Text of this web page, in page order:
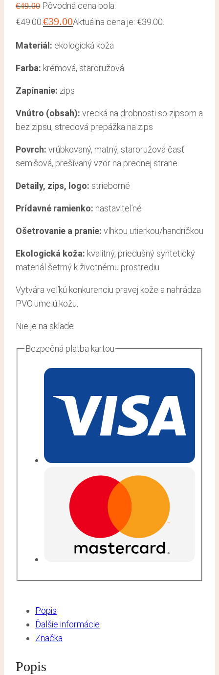
€49.00 Pôvodná cena bola:
€49.00.€39.00Aktuálna cena je: €39.00.
Materiál: ekologická koža
Farba: krémová, staroružová
Zapínanie: zips
Vnútro (obsah): vrecká na drobnosti so zipsom a
bez zipsu, stredová prepážka na zips
Povrch: vrúbkovaný, matný, staroružová časť
semišová, prešívaný vzor na prednej strane
Detaily, zips, logo: strieborné
Prídavné ramienko: nastaviteľné
Ošetrovanie a pranie: vlhkou utierkou/handričkou
Ekologická koža: kvalitný, priedušný syntetický
materiál šetrný k životnému prostrediu.
Vytvára veľkú konkurenciu pravej kože a nahrádza
PVC umelú kožu.
Nie je na sklade
Bezpečná platba kartou
Popis
Ďalšie informácie
Značka
Popis